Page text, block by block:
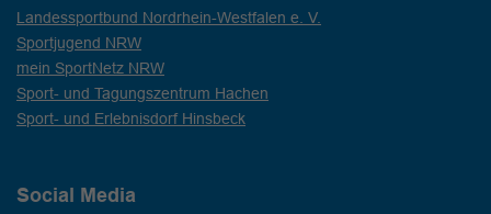
Landessportbund Nordrhein-Westfalen e. V.
Sportjugend NRW
mein SportNetz NRW
Sport- und Tagungszentrum Hachen
Sport- und Erlebnisdorf Hinsbeck
Social Media